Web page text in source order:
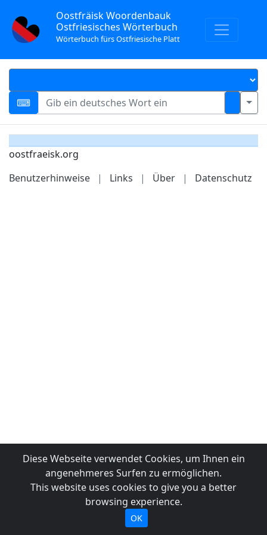
Oostfräisk Woordenbauk
Ostfriesisches Wörterbuch
Wörterbuch fürs Ostfriesische Platt
oostfraeisk.org
Benutzerhinweise
| Links | Über | Datenschutz
Diese Webseite verwendet Cookies, um Ihnen ein
angenehmeres Surfen zu ermöglichen.
This website uses cookies to give you a better
browsing experience.
OK